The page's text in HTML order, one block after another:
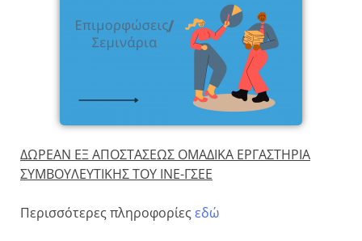
ΔΩΡΕΑΝ ΕΞ ΑΠΟΣΤΑΣΕΩΣ ΟΜΑΔΙΚΑ ΕΡΓΑΣΤΗΡΙΑ
ΣΥΜΒΟΥΛΕΥΤΙΚΗΣ ΤΟΥ ΙΝΕ-ΓΣΕΕ
Περισσότερες πληροφορίες εδώ